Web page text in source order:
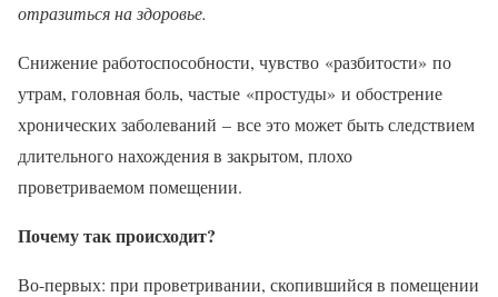
отразиться на здоровье.
Снижение работоспособности, чувство «разбитости» по
утрам, головная боль, частые «простуды» и обострение
хронических заболеваний – все это может быть следствием
длительного нахождения в закрытом, плохо
проветриваемом помещении.
Почему так происходит?
Во-первых: при проветривании, скопившийся в помещении